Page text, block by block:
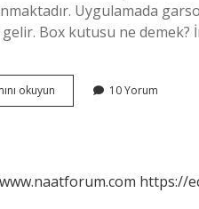
Uygulamada
Box kutusu ne demek?
okuyun
Kutusuna
10 Yorum
https://